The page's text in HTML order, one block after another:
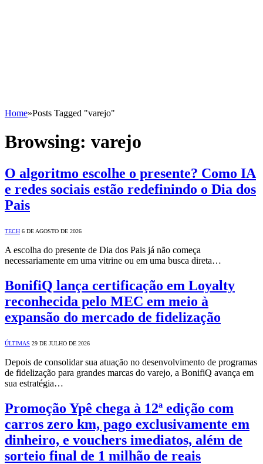
Home»Posts Tagged "varejo"
Browsing: varejo
O algoritmo escolhe o presente? Como IA
e redes sociais estão redefinindo o Dia dos
Pais
TECH 6 DE AGOSTO DE 2026
A escolha do presente de Dia dos Pais já não começa
necessariamente em uma vitrine ou em uma busca direta…
BonifiQ lança certificação em Loyalty
reconhecida pelo MEC em meio à
expansão do mercado de fidelização
ÚLTIMAS 29 DE JULHO DE 2026
Depois de consolidar sua atuação no desenvolvimento de programas
de fidelização para grandes marcas do varejo, a BonifiQ avança em
sua estratégia…
Promoção Ypê chega à 12ª edição com
carros zero km, pago exclusivamente em
dinheiro, e vouchers imediatos, além de
sorteio final de 1 milhão de reais